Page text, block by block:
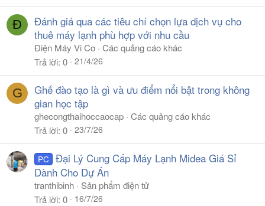
Đ
Đánh giá qua các tiêu chí chọn lựa dịch vụ cho
thuê máy lạnh phù hợp với nhu cầu
Điện Máy Vi Co Các quảng cáo khác
Trả lời 0 21/4/26
G
Ghế đào tạo là gì và ưu điểm nổi bật trong không
gian học tập
ghecongthaihoccaocap Các quảng cáo khác
Trả lời 0 23/7/26
PC Đại Lý Cung Cấp Máy Lạnh Midea Giá Sỉ
Dành Cho Dự Án
tranthibinh
Sản phẩm điện tử
Trả lời 0 16/7/26